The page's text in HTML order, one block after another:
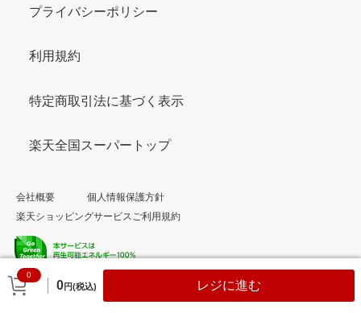
0
0円(税込) レジに進む
プライバシーポリシー
利用規約
特定商取引法に基づく表示
楽天全国スーパートップ
会社概要
個人情報保護方針
楽天ショッピングサービスご利用規約
© Rakuten Group, Inc.